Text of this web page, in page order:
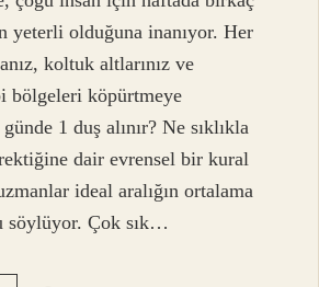
yeterli olduğuna inanıyor. Her
koltuk altlarınız ve
bölgeleri köpürtmeye
1 duş alınır? Ne sıklıkla
dair evrensel bir kural
ideal aralığın ortalama
söylüyor. Çok sık…